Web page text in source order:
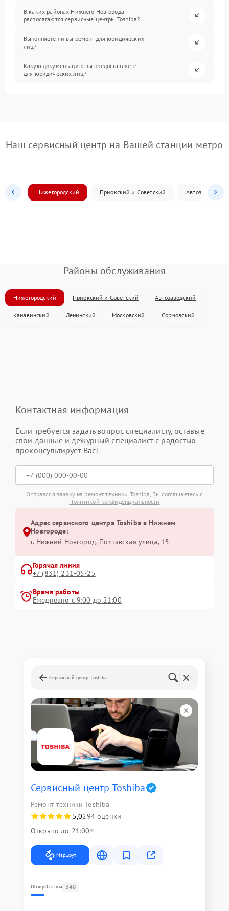
В каких районах Нижнего Новгорода
располагаются сервисные центры Toshiba?
Выполняете ли вы ремонт для юридических
лиц?
Какую документацию вы предоставляете
для юридических лиц?
Наш сервисный центр на Вашей станции метро
Нижегородский Приокский и Советский Автозаводский
Районы обслуживания
Нижегородский Приокский и Советский Автозаводский
Канавинский Ленинский Московский Сормовский
Контактная информация
Если требуется задать вопрос специалисту, оставьте
свои данные и дежурный специалист с радостью
проконсультирует Вас!
Отправляя заявку на ремонт техники Toshiba, Вы соглашаетесь с
Политикой конфиденциальности
Адрес сервисного центра Toshiba в Нижнем
Новгороде:
г. Нижний Новгород, Полтавская улица, 15
Горячая линия
+7 (831) 231-05-25
Время работы
Ежедневно с 9:00 до 21:00
Сервисный центр Toshiba
Сервисный центр Toshiba
Ремонт техники Toshiba
5,0294 оценки
Открыто до 21:00
Маршрут
ОбзорОтзывы 348